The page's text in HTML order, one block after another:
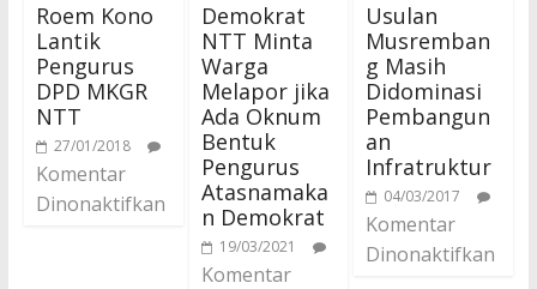
Roem Kono
Lantik
Pengurus
DPD MKGR
NTT
27/01/2018
Komentar
Dinonaktifkan
Demokrat
NTT Minta
Warga
Melapor jika
Ada Oknum
Bentuk
Pengurus
Atasnamaka
n Demokrat
19/03/2021
Komentar
Usulan
Musremban
g Masih
Didominasi
Pembangun
an
Infratruktur
04/03/2017
Komentar
Dinonaktifkan